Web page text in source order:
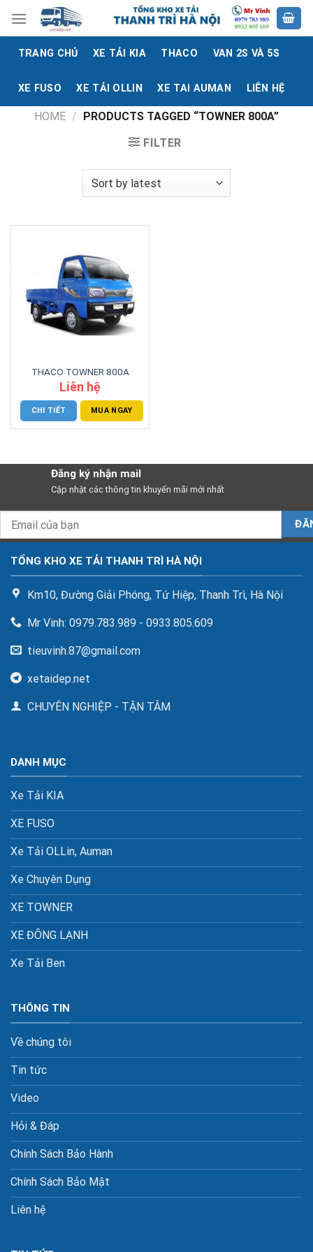
TRANG CHỦ XE TẢI KIA THACO VAN 2S VÀ 5S
XE FUSO XE TẢI OLLIN XE TAI AUMAN LIÊN HỆ
HOME /
PRODUCTS TAGGED “TOWNER 800A”
FILTER
THACO TOWNER 800A
Liên hệ
MUA NGAY
CHI TIẾT
Đăng ký nhận mail
Cập nhật các thông tin khuyến mãi mới nhất
TỔNG KHO XE TẢI THANH TRÌ HÀ NỘI
Km10, Đường Giải Phóng, Tứ Hiệp, Thanh Trì, Hà Nội
Mr Vinh: 0979.783.989 - 0933.805.609
tieuvinh.87@gmail.com
xetaidep.net
CHUYÊN NGHIỆP - TẬN TÂM
DANH MỤC
Xe Tải KIA
XE FUSO
Xe Tải OLLin, Auman
Xe Chuyên Dụng
XE TOWNER
XE ĐÔNG LẠNH
Xe Tải Ben
THÔNG TIN
Về chúng tôi
Tin tức
Video
Hỏi & Đáp
Chính Sách Bảo Hành
Chính Sách Bảo Mật
Liên hệ